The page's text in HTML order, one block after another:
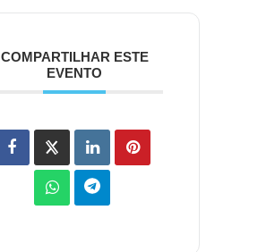
COMPARTILHAR ESTE
EVENTO